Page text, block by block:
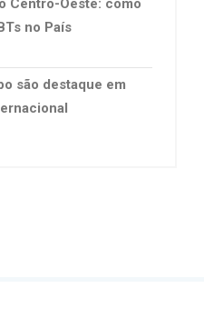
Centro-Oeste: como
no País
são destaque em